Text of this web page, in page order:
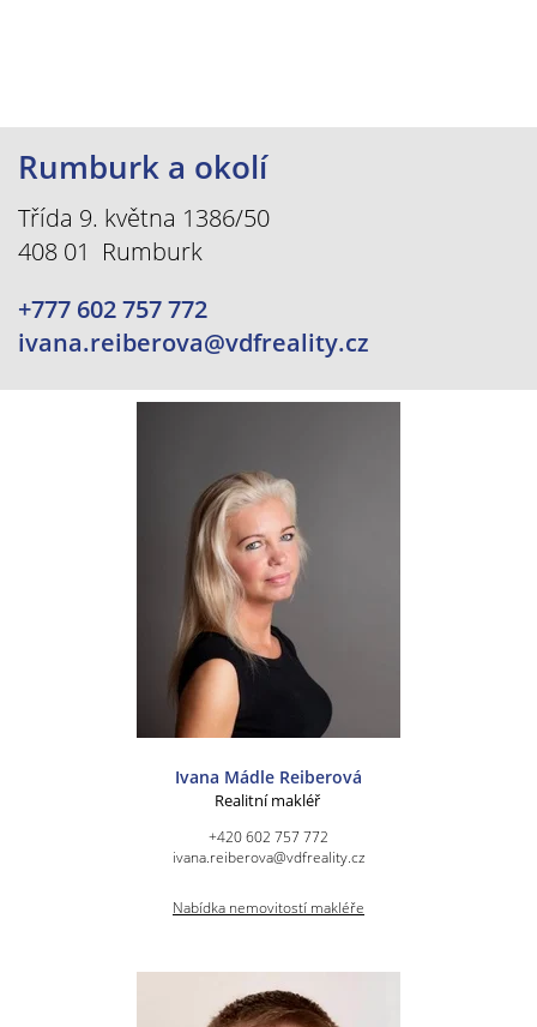
Rumburk a okolí
Třída 9. května 1386/50
408 01 Rumburk
+777 602 757 772
ivana.reiberova@vdfreality.cz
Ivana Mádle Reiberová
Realitní makléř
+420 602 757 772
ivana.reiberova@vdfreality.cz
Nabídka nemovitostí makléře